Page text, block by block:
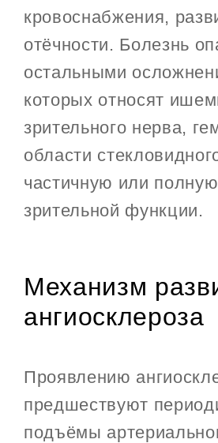
кровоснабжения,
отёчности. Болезнь
остальными
которых относят
зрительного нерва,
области
частичную или
зрительной функции.
Механизм
ангиосклероза
Проявлению
предшествуют
подъёмы